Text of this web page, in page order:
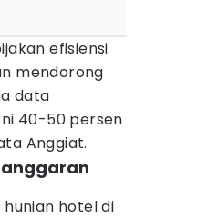
efisiensi
mendorong
data
40-50 persen
Anggiat.
hotel di